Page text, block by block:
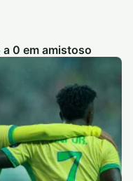
0 em amistoso